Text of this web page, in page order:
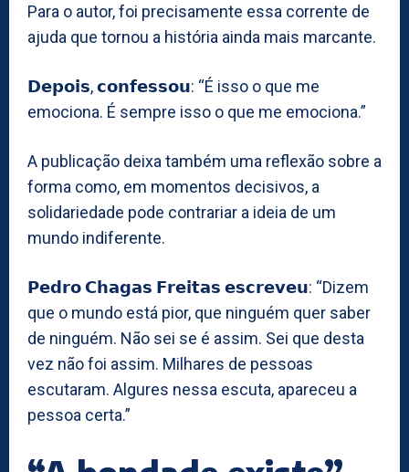
Para o autor, foi precisamente essa corrente de
ajuda que tornou a história ainda mais marcante.
𝗗𝗲𝗽𝗼𝗶𝘀, 𝗰𝗼𝗻𝗳𝗲𝘀𝘀𝗼𝘂: “É isso o que me
emociona. É sempre isso o que me emociona.”
A publicação deixa também uma reflexão sobre a
forma como, em momentos decisivos, a
solidariedade pode contrariar a ideia de um
mundo indiferente.
𝗣𝗲𝗱𝗿𝗼 𝗖𝗵𝗮𝗴𝗮𝘀 𝗙𝗿𝗲𝗶𝘁𝗮𝘀 𝗲𝘀𝗰𝗿𝗲𝘃𝗲𝘂: “Dizem
que o mundo está pior, que ninguém quer saber
de ninguém. Não sei se é assim. Sei que desta
vez não foi assim. Milhares de pessoas
escutaram. Algures nessa escuta, apareceu a
pessoa certa.”